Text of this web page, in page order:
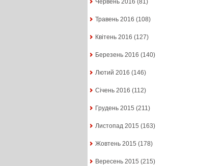
Червень 2016 (81)
Травень 2016 (108)
Квітень 2016 (127)
Березень 2016 (140)
Лютий 2016 (146)
Січень 2016 (112)
Грудень 2015 (211)
Листопад 2015 (163)
Жовтень 2015 (178)
Вересень 2015 (215)